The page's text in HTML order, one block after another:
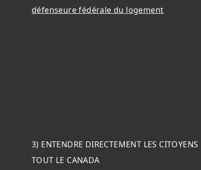
défenseure fédérale du logement
3) ENTENDRE DIRECTEMENT LES CITOYENS
TOUT LE CANADA